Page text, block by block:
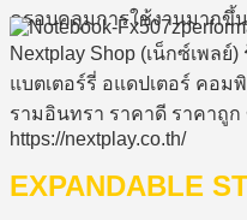
ครอบคลุมการใช้งานมากขึ้น
EXPANDABLE